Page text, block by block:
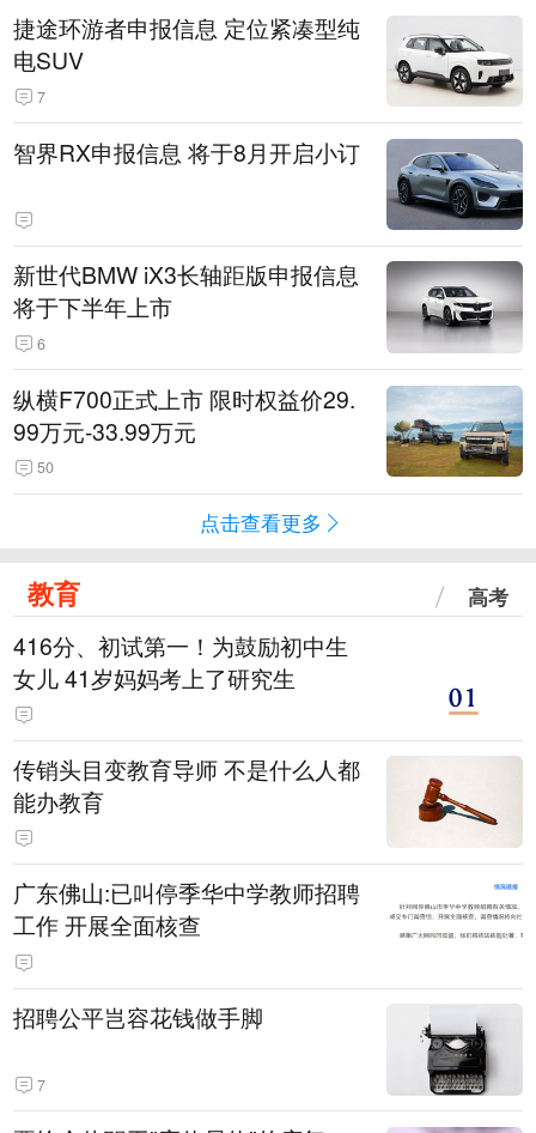
捷途环游者申报信息 定位紧凑型纯
电SUV
7
智界RX申报信息 将于8月开启小订
新世代BMW iX3长轴距版申报信息
将于下半年上市
6
纵横F700正式上市 限时权益价29.
99万元-33.99万元
50
点击查看更多
教育 高考
416分、初试第一！为鼓励初中生
女儿 41岁妈妈考上了研究生
传销头目变教育导师 不是什么人都
能办教育
广东佛山:已叫停季华中学教师招聘
工作 开展全面核查
招聘公平岂容花钱做手脚
7